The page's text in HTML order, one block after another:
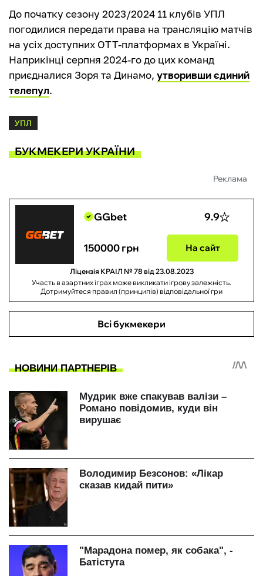
До початку сезону 2023/2024 11 клубів УПЛ
погодилися передати права на трансляцію матчів
на усіх доступних OTT-платформах в Україні.
Наприкінці серпня 2024-го до цих команд
приєдналися Зоря та Динамо, утворивши єдиний
телепул.
УПЛ
БУКМЕКЕРИ УКРАЇНИ
Реклама
GGbet 9.9
150000 грн На сайт
Ліцензія КРАІЛ № 78 від 23.08.2023
Участь в азартних іграх може викликати ігрову залежність.
Дотримуйтеся правил (принципів) відповідальної гри
Всі букмекери